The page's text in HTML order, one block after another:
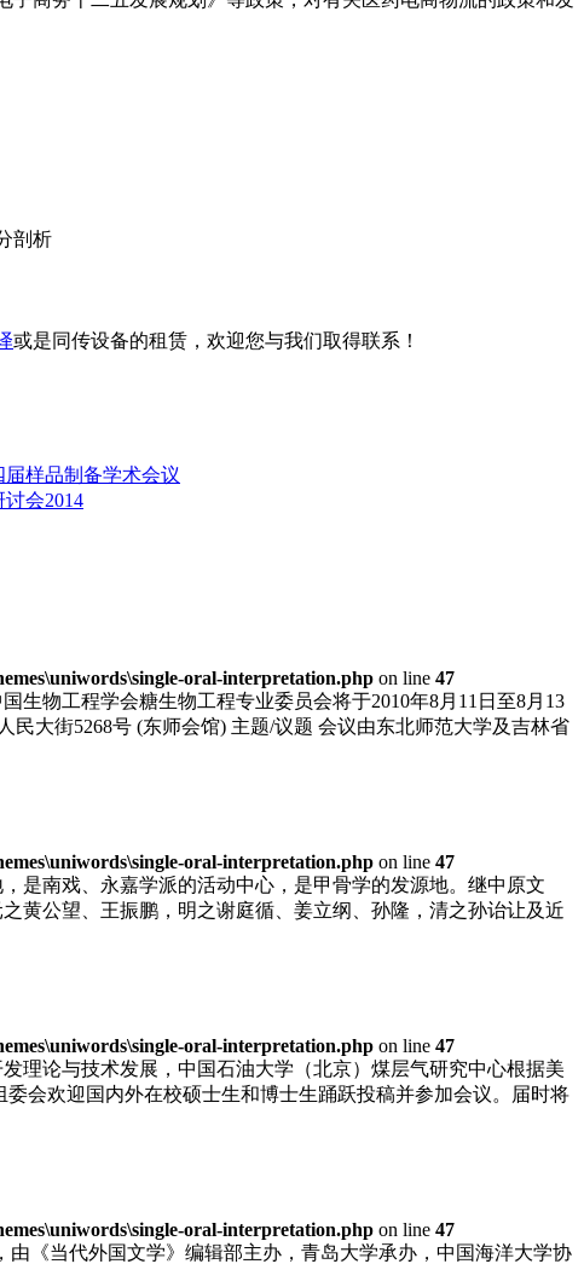
剖析
或是同传设备的租赁，欢迎您与我们取得联系！
样品制备学术会议
会2014
oral-interpretation.php on line 47
物工程学会糖生物工程专业委员会将于2010年8月11日至8月13
民大街5268号 (东师会馆) 主题/议题 会议由东北师范大学及吉林省
oral-interpretation.php on line 47
是南戏、永嘉学派的活动中心，是甲骨学的发源地。继中原文
黄公望、王振鹏，明之谢庭循、姜立纲、孙隆，清之孙诒让及近
oral-interpretation.php on line 47
理论与技术发展，中国石油大学（北京）煤层气研究中心根据美
会欢迎国内外在校硕士生和博士生踊跃投稿并参加会议。届时将
oral-interpretation.php on line 47
《当代外国文学》编辑部主办，青岛大学承办，中国海洋大学协